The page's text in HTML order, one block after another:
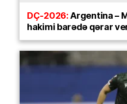
DÇ-2026:Argentina –
hakimi barədə qərar